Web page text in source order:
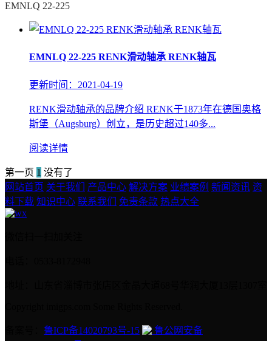
EMNLQ 22-225
EMNLQ 22-225 RENK滑动轴承 RENK轴瓦
更新时间：2021-04-19
RENK滑动轴承的品牌介绍 RENK于1873年在德国奥格
斯堡（Augsburg）创立，是历史超过140多...
阅读详情
第一页 1 没有了
网站首页 关于我们 产品中心 解决方案 业绩案例 新闻资讯 资
料下载 知识中心 联系我们 免责条款 热点大全
鲁ICP备14020793号-15
鲁公网安备